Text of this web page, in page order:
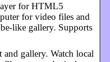
for HTML5
for video files and
like gallery. Supports
gallery. Watch local